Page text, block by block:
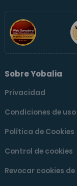
Sobre Yobalia
Privacidad
Condiciones de uso
Política de Cookies
Control de cookies
Revocar cookies